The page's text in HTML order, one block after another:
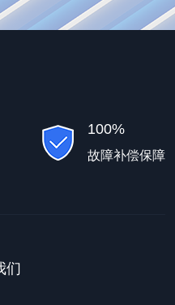
100%
故障补偿保障
们